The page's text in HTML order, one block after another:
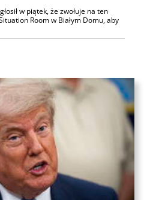
w piątek, że zwołuje na ten
Room w Białym Domu, aby